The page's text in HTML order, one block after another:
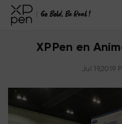
XPPen en
Jul 19,2019